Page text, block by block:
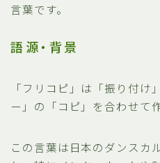
言葉です。
語源・背景
「フリコピ」は「振り付け
ー」の「コピ」を合わせて
この言葉は日本のダンスカ